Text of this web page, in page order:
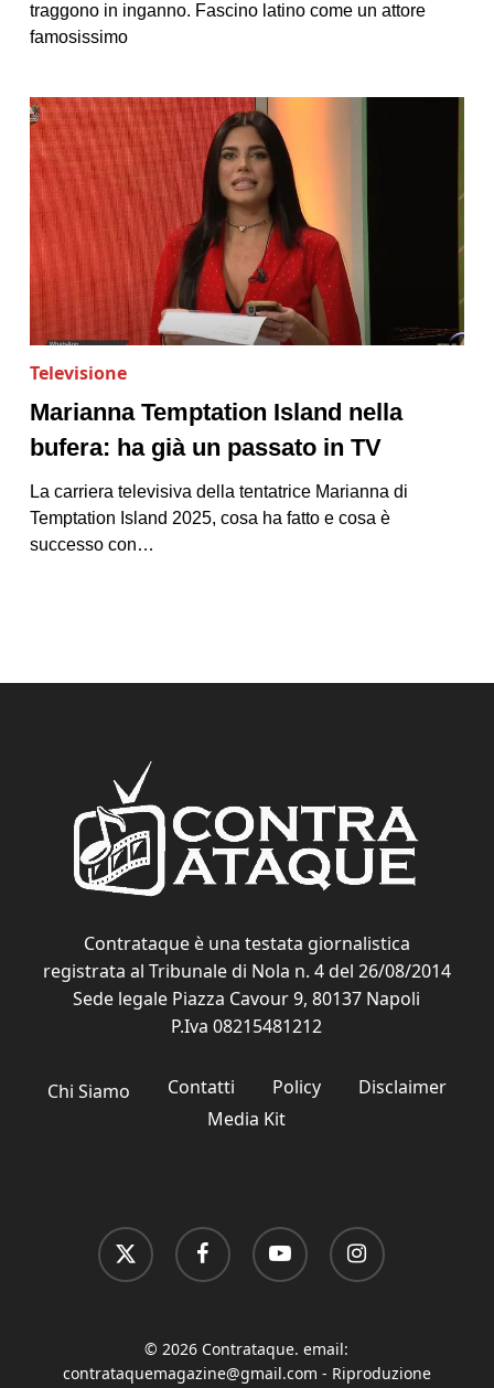
traggono in inganno. Fascino latino come un attore
famosissimo
Televisione
Marianna Temptation Island nella
bufera: ha già un passato in TV
La carriera televisiva della tentatrice Marianna di
Temptation Island 2025, cosa ha fatto e cosa è
successo con…
Contrataque è una testata giornalistica
registrata al Tribunale di Nola n. 4 del 26/08/2014
Sede legale Piazza Cavour 9, 80137 Napoli
P.Iva 08215481212
Chi Siamo Contatti Policy
Disclaimer
Media Kit
x-
twitter
facebook youtube instagram
© 2026 Contrataque. email:
contrataquemagazine@gmail.com - Riproduzione